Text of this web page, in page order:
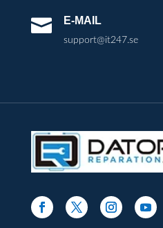
 E-MAIL
support@it247.se